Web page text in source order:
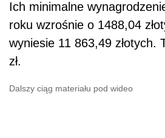
Ich minimalne
roku wzrośnie o 1488,04
wyniesie 11 863,49 złotych.
zł.
Dalszy ciąg materiału pod wideo